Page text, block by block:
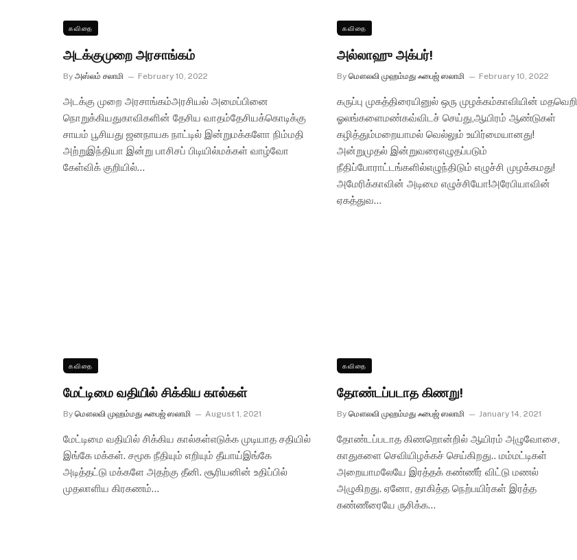
கவிதை
அடக்குமுறை அரசாங்கம்
By அஸ்லம் சலாமி February 10, 2022
அடக்கு முறை அரசாங்கம்அரசியல் அமைப்பினை
நொறுக்கியதுகாவிகளின் தேசிய வாதம்தேசியக்கொடிக்கு
சாயம் பூசியது ஜனநாயக நாட்டில் இன்றுமக்களோ நிம்மதி
அற்றுஇந்தியா இன்று பாசிசப் பிடியில்மக்கள் வாழ்வோ
கேள்விக் குறியில்…
கவிதை
அல்லாஹு அக்பர்!
By மௌலவி முஹம்மது ஃபைஜ் ஸலாமி February 10, 2022
கருப்பு முகத்திரையினுல் ஒரு முழக்கம்காவியின் மதவெறி
ஓலங்களைமண்கவ்விடச் செய்து,ஆயிரம் ஆண்டுகள்
கழித்தும்மறையாமல் வெல்லும் உயிர்மையானது!
அன்றுமுதல் இன்றுவரைஎழுதப்படும்
நீதிப்போராட்டங்களில்எழுந்திடும் எழுச்சி முழக்கமது!
அமேரிக்காவின் அடிமை எழுச்சியோ!அரேபியாவின்
ஏகத்துவ…
கவிதை
மேட்டிமை வதியில் சிக்கிய கால்கள்
By மௌலவி முஹம்மது ஃபைஜ் ஸலாமி August 1, 2021
மேட்டிமை வதியில் சிக்கிய கால்கள்எடுக்க முடியாத சதியில்
இங்கே மக்கள். சமூக நீதியும் எறியும் தீயாய்இங்கே
அடித்தட்டு மக்களே அதற்கு தீனி. சூரியனின் உதிப்பில்
முதலாளிய கிரகணம்…
கவிதை
தோண்டப்படாத கிணறு!
By மௌலவி முஹம்மது ஃபைஜ் ஸலாமி January 14, 2021
தோண்டப்படாத கிணறொன்றில் ஆயிரம் அழுவோசை,
காதுகளை செவியிழக்கச் செய்கிறது.. மம்மட்டிகள்
அறையாமலேயே இரத்தக் கண்ணீர் விட்டு மணல்
அழுகிறது. ஏனோ, தாகித்த நெற்பயிர்கள் இரத்த
கண்ணீரையே ருசிக்க…